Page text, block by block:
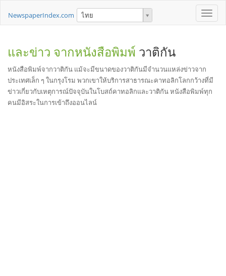
Toggle
NewspaperIndex.com ไทย
และข่าว จากหนังสือพิมพ์ วาติกัน
หนังสือพิมพ์จากวาติกัน แม้จะมีขนาดของวาติกันมีจำนวนแหล่งข่าวจาก
ประเทศเล็ก ๆ ในกรุงโรม พวกเขาให้บริการสาธารณะคาทอลิกโลกกว้างที่มี
ข่าวเกี่ยวกับเหตุการณ์ปัจจุบันในโบสถ์คาทอลิกและวาติกัน หนังสือพิมพ์ทุก
คนมีอิสระในการเข้าถึงออนไลน์